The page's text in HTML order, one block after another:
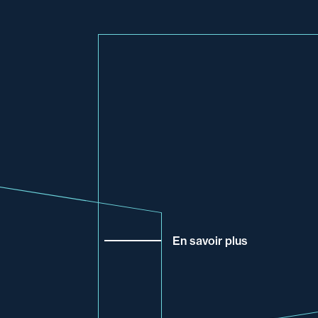
En savoir plus